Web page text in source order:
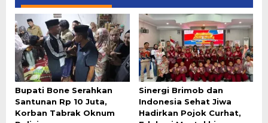
Bupati Bone Serahkan
Santunan Rp 10 Juta,
Korban Tabrak Oknum
Sinergi Brimob dan
Indonesia Sehat Jiwa
Hadirkan Pojok Curhat,